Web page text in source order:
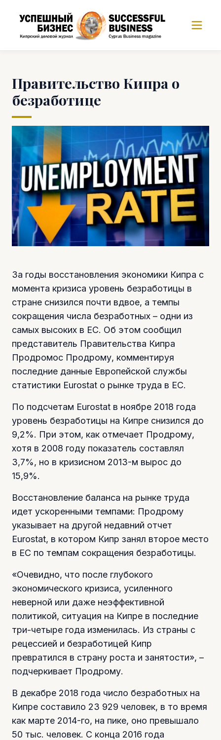
Правительство Кипра о
безработице
За годы восстановления экономики Кипра с
момента кризиса уровень безработицы в
стране снизился почти вдвое, а темпы
сокращения числа безработных – одни из
самых высоких в ЕС. Об этом сообщил
представитель Правительства Кипра
Продромос Продрому, комментируя
последние данные Европейской службы
статистики Eurostat о рынке труда в ЕС.
По подсчетам Eurostat в ноябре 2018 года
уровень безработицы на Кипре снизился до
9,2%. При этом, как отмечает Продрому,
хотя в 2008 году показатель составлял
3,7%, но в кризисном 2013-м вырос до
15,9%.
Восстановление баланса на рынке труда
идет ускоренными темпами: Продрому
указывает на другой недавний отчет
Eurostat, в котором Кипр занял второе место
в ЕС по темпам сокращения безработицы.
«Очевидно, что после глубокого
экономического кризиса, усиленного
неверной или даже неэффективной
политикой, ситуация на Кипре в последние
три-четыре года изменилась. Из страны с
рецессией и безработицей Кипр
превратился в страну роста и занятости», –
подчеркивает Продрому.
В декабре 2018 года число безработных на
Кипре составило 23 929 человек, в то время
как марте 2014-го, на пике, оно превышало
50 тыс. человек. С конца 2016 года